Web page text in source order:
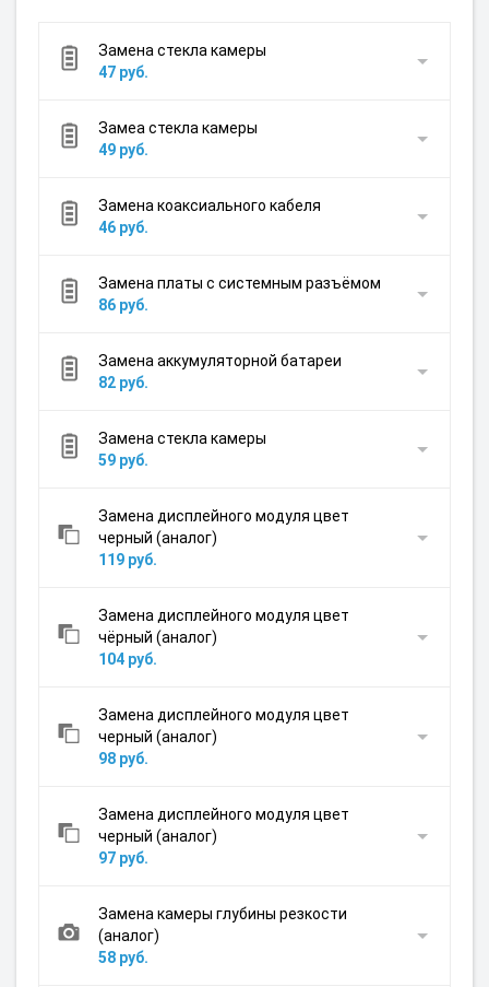
Замена стекла камеры
47 руб.
Замеа стекла камеры
49 руб.
Замена коаксиального кабеля
46 руб.
Замена платы с системным разъёмом
86 руб.
Замена аккумуляторной батареи
82 руб.
Замена стекла камеры
59 руб.
Замена дисплейного модуля цвет
черный (аналог)
119 руб.
Замена дисплейного модуля цвет
чёрный (аналог)
104 руб.
Замена дисплейного модуля цвет
черный (аналог)
98 руб.
Замена дисплейного модуля цвет
черный (аналог)
97 руб.
Замена камеры глубины резкости
(аналог)
58 руб.